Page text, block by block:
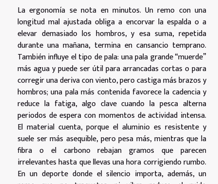
La ergonomía se nota en minutos. Un remo con una
longitud mal ajustada obliga a encorvar la espalda o a
elevar demasiado los hombros, y esa suma, repetida
durante una mañana, termina en cansancio temprano.
También influye el tipo de pala: una pala grande “muerde”
más agua y puede ser útil para arrancadas cortas o para
corregir una deriva con viento, pero castiga más brazos y
hombros; una pala más contenida favorece la cadencia y
reduce la fatiga, algo clave cuando la pesca alterna
periodos de espera con momentos de actividad intensa.
El material cuenta, porque el aluminio es resistente y
suele ser más asequible, pero pesa más, mientras que la
fibra o el carbono rebajan gramos que parecen
irrelevantes hasta que llevas una hora corrigiendo rumbo.
En un deporte donde el silencio importa, además, un